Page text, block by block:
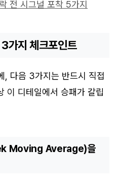
전 시그널 포착 5가지
가지 체크포인트
, 다음 3가지는 반드시 직접
이 디테일에서 승패가 갈립
Moving Average)을